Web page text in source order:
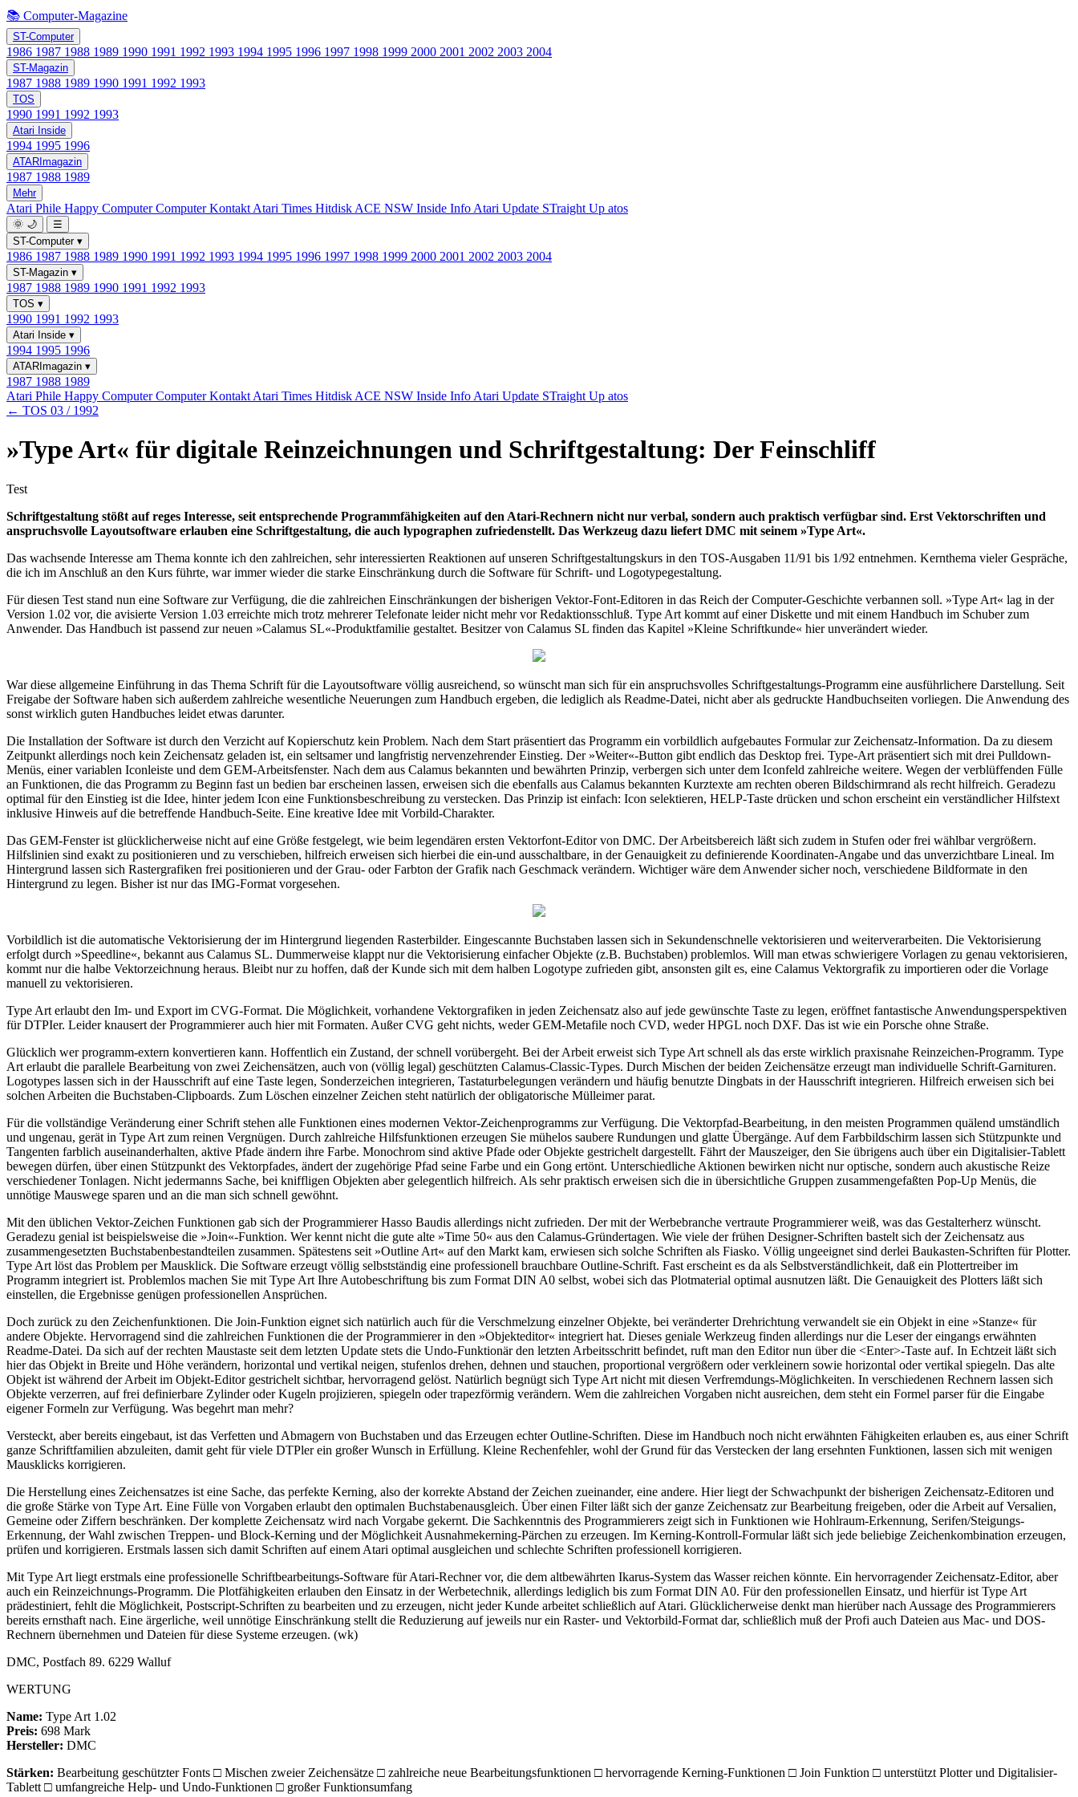
📚 Computer-Magazine
ST-Computer
1986 1987 1988 1989 1990 1991 1992 1993 1994 1995 1996 1997 1998 1999 2000 2001 2002 2003 2004
ST-Magazin
1987 1988 1989 1990 1991 1992 1993
TOS
1990 1991 1992 1993
Atari Inside
1994 1995 1996
ATARImagazin
1987 1988 1989
Mehr
Atari Phile Happy ComputerComputer Kontakt Atari Times Hitdisk ACE NSW Inside Info Atari Update STraight Up atos
🌞 🌙
☰
ST-Computer ▾
1986 1987 1988 1989 1990 1991 1992 1993 1994 1995 1996 1997 1998 1999 2000 2001 2002 2003 2004
ST-Magazin ▾
1987 1988 1989 1990 1991 1992 1993
TOS ▾
1990 1991 1992 1993
Atari Inside ▾
1994 1995 1996
ATARImagazin ▾
1987 1988 1989
Atari Phile Happy ComputerComputer Kontakt Atari Times Hitdisk ACE NSW Inside Info Atari Update STraight Up atos
← TOS 03 / 1992
»Type Art« für digitale Reinzeichnungen und Schriftgestaltung: Der Feinschliff
Test
Schriftgestaltung stößt auf reges Interesse, seit entsprechende Programmfähigkeiten auf den Atari-Rechnern nicht nur verbal, sondern auch praktisch verfügbar sind. Erst Vektorschriften und
anspruchsvolle Layoutsoftware erlauben eine Schriftgestaltung, die auch lypographen zufriedenstellt. Das Werkzeug dazu liefert DMC mit seinem »Type Art«.
Das wachsende Interesse am Thema konnte ich den zahlreichen, sehr interessierten Reaktionen auf unseren Schriftgestaltungskurs in den TOS-Ausgaben 11/91 bis 1/92 entnehmen. Kernthema vieler Gespräche,
die ich im Anschluß an den Kurs führte, war immer wieder die starke Einschränkung durch die Software für Schrift- und Logotypegestaltung.
Für diesen Test stand nun eine Software zur Verfügung, die die zahlreichen Einschränkungen der bisherigen Vektor-Font-Editoren in das Reich der Computer-Geschichte verbannen soll. »Type Art« lag in der
Version 1.02 vor, die avisierte Version 1.03 erreichte mich trotz mehrerer Telefonate leider nicht mehr vor Redaktionsschluß. Type Art kommt auf einer Diskette und mit einem Handbuch im Schuber zum
Anwender. Das Handbuch ist passend zur neuen »Calamus SL«-Produktfamilie gestaltet. Besitzer von Calamus SL finden das Kapitel »Kleine Schriftkunde« hier unverändert wieder.
War diese allgemeine Einführung in das Thema Schrift für die Layoutsoftware völlig ausreichend, so wünscht man sich für ein anspruchsvolles Schriftgestaltungs-Programm eine ausführlichere Darstellung. Seit
Freigabe der Software haben sich außerdem zahlreiche wesentliche Neuerungen zum Handbuch ergeben, die lediglich als Readme-Datei, nicht aber als gedruckte Handbuchseiten vorliegen. Die Anwendung des
sonst wirklich guten Handbuches leidet etwas darunter.
Die Installation der Software ist durch den Verzicht auf Kopierschutz kein Problem. Nach dem Start präsentiert das Programm ein vorbildlich aufgebautes Formular zur Zeichensatz-Information. Da zu diesem
Zeitpunkt allerdings noch kein Zeichensatz geladen ist, ein seltsamer und langfristig nervenzehrender Einstieg. Der »Weiter«-Button gibt endlich das Desktop frei. Type-Art präsentiert sich mit drei Pulldown-
Menüs, einer variablen Iconleiste und dem GEM-Arbeitsfenster. Nach dem aus Calamus bekannten und bewährten Prinzip, verbergen sich unter dem Iconfeld zahlreiche weitere. Wegen der verblüffenden Fülle
an Funktionen, die das Programm zu Beginn fast un bedien bar erscheinen lassen, erweisen sich die ebenfalls aus Calamus bekannten Kurztexte am rechten oberen Bildschirmrand als recht hilfreich. Geradezu
optimal für den Einstieg ist die Idee, hinter jedem Icon eine Funktionsbeschreibung zu verstecken. Das Prinzip ist einfach: Icon selektieren, HELP-Taste drücken und schon erscheint ein verständlicher Hilfstext
inklusive Hinweis auf die betreffende Handbuch-Seite. Eine kreative Idee mit Vorbild-Charakter.
Das GEM-Fenster ist glücklicherweise nicht auf eine Größe festgelegt, wie beim legendären ersten Vektorfont-Editor von DMC. Der Arbeitsbereich läßt sich zudem in Stufen oder frei wählbar vergrößern.
Hilfslinien sind exakt zu positionieren und zu verschieben, hilfreich erweisen sich hierbei die ein-und ausschaltbare, in der Genauigkeit zu definierende Koordinaten-Angabe und das unverzichtbare Lineal. Im
Hintergrund lassen sich Rastergrafiken frei positionieren und der Grau- oder Farbton der Grafik nach Geschmack verändern. Wichtiger wäre dem Anwender sicher noch, verschiedene Bildformate in den
Hintergrund zu legen. Bisher ist nur das IMG-Format vorgesehen.
Vorbildlich ist die automatische Vektorisierung der im Hintergrund liegenden Rasterbilder. Eingescannte Buchstaben lassen sich in Sekundenschnelle vektorisieren und weiterverarbeiten. Die Vektorisierung
erfolgt durch »Speedline«, bekannt aus Calamus SL. Dummerweise klappt nur die Vektorisierung einfacher Objekte (z.B. Buchstaben) problemlos. Will man etwas schwierigere Vorlagen zu genau vektorisieren,
kommt nur die halbe Vektorzeichnung heraus. Bleibt nur zu hoffen, daß der Kunde sich mit dem halben Logotype zufrieden gibt, ansonsten gilt es, eine Calamus Vektorgrafik zu importieren oder die Vorlage
manuell zu vektorisieren.
Type Art erlaubt den Im- und Export im CVG-Format. Die Möglichkeit, vorhandene Vektorgrafiken in jeden Zeichensatz also auf jede gewünschte Taste zu legen, eröffnet fantastische Anwendungsperspektiven
für DTPIer. Leider knausert der Programmierer auch hier mit Formaten. Außer CVG geht nichts, weder GEM-Metafile noch CVD, weder HPGL noch DXF. Das ist wie ein Porsche ohne Straße.
Glücklich wer programm-extern konvertieren kann. Hoffentlich ein Zustand, der schnell vorübergeht. Bei der Arbeit erweist sich Type Art schnell als das erste wirklich praxisnahe Reinzeichen-Programm. Type
Art erlaubt die parallele Bearbeitung von zwei Zeichensätzen, auch von (völlig legal) geschützten Calamus-Classic-Types. Durch Mischen der beiden Zeichensätze erzeugt man individuelle Schrift-Garnituren.
Logotypes lassen sich in der Hausschrift auf eine Taste legen, Sonderzeichen integrieren, Tastaturbelegungen verändern und häufig benutzte Dingbats in der Hausschrift integrieren. Hilfreich erweisen sich bei
solchen Arbeiten die Buchstaben-Clipboards. Zum Löschen einzelner Zeichen steht natürlich der obligatorische Mülleimer parat.
Für die vollständige Veränderung einer Schrift stehen alle Funktionen eines modernen Vektor-Zeichenprogramms zur Verfügung. Die Vektorpfad-Bearbeitung, in den meisten Programmen quälend umständlich
und ungenau, gerät in Type Art zum reinen Vergnügen. Durch zahlreiche Hilfsfunktionen erzeugen Sie mühelos saubere Rundungen und glatte Übergänge. Auf dem Farbbildschirm lassen sich Stützpunkte und
Tangenten farblich auseinanderhalten, aktive Pfade ändern ihre Farbe. Monochrom sind aktive Pfade oder Objekte gestrichelt dargestellt. Fährt der Mauszeiger, den Sie übrigens auch über ein Digitalisier-Tablett
bewegen dürfen, über einen Stützpunkt des Vektorpfades, ändert der zugehörige Pfad seine Farbe und ein Gong ertönt. Unterschiedliche Aktionen bewirken nicht nur optische, sondern auch akustische Reize
verschiedener Tonlagen. Nicht jedermanns Sache, bei kniffligen Objekten aber gelegentlich hilfreich. Als sehr praktisch erweisen sich die in übersichtliche Gruppen zusammengefaßten Pop-Up Menüs, die
unnötige Mauswege sparen und an die man sich schnell gewöhnt.
Mit den üblichen Vektor-Zeichen Funktionen gab sich der Programmierer Hasso Baudis allerdings nicht zufrieden. Der mit der Werbebranche vertraute Programmierer weiß, was das Gestalterherz wünscht.
Geradezu genial ist beispielsweise die »Join«-Funktion. Wer kennt nicht die gute alte »Time 50« aus den Calamus-Gründertagen. Wie viele der frühen Designer-Schriften bastelt sich der Zeichensatz aus
zusammengesetzten Buchstabenbestandteilen zusammen. Spätestens seit »Outline Art« auf den Markt kam, erwiesen sich solche Schriften als Fiasko. Völlig ungeeignet sind derlei Baukasten-Schriften für Plotter.
Type Art löst das Problem per Mausklick. Die Software erzeugt völlig selbstständig eine professionell brauchbare Outline-Schrift. Fast erscheint es da als Selbstverständlichkeit, daß ein Plottertreiber im
Programm integriert ist. Problemlos machen Sie mit Type Art Ihre Autobeschriftung bis zum Format DIN A0 selbst, wobei sich das Plotmaterial optimal ausnutzen läßt. Die Genauigkeit des Plotters läßt sich
einstellen, die Ergebnisse genügen professionellen Ansprüchen.
Doch zurück zu den Zeichenfunktionen. Die Join-Funktion eignet sich natürlich auch für die Verschmelzung einzelner Objekte, bei veränderter Drehrichtung verwandelt sie ein Objekt in eine »Stanze« für
andere Objekte. Hervorragend sind die zahlreichen Funktionen die der Programmierer in den »Objekteditor« integriert hat. Dieses geniale Werkzeug finden allerdings nur die Leser der eingangs erwähnten
Readme-Datei. Da sich auf der rechten Maustaste seit dem letzten Update stets die Undo-Funktionär den letzten Arbeitsschritt befindet, ruft man den Editor nun über die <Enter>-Taste auf. In Echtzeit läßt sich
hier das Objekt in Breite und Höhe verändern, horizontal und vertikal neigen, stufenlos drehen, dehnen und stauchen, proportional vergrößern oder verkleinern sowie horizontal oder vertikal spiegeln. Das alte
Objekt ist während der Arbeit im Objekt-Editor gestrichelt sichtbar, hervorragend gelöst. Natürlich begnügt sich Type Art nicht mit diesen Verfremdungs-Möglichkeiten. In verschiedenen Rechnern lassen sich
Objekte verzerren, auf frei definierbare Zylinder oder Kugeln projizieren, spiegeln oder trapezförmig verändern. Wem die zahlreichen Vorgaben nicht ausreichen, dem steht ein Formel parser für die Eingabe
eigener Formeln zur Verfügung. Was begehrt man mehr?
Versteckt, aber bereits eingebaut, ist das Verfetten und Abmagern von Buchstaben und das Erzeugen echter Outline-Schriften. Diese im Handbuch noch nicht erwähnten Fähigkeiten erlauben es, aus einer Schrift
ganze Schriftfamilien abzuleiten, damit geht für viele DTPler ein großer Wunsch in Erfüllung. Kleine Rechenfehler, wohl der Grund für das Verstecken der lang ersehnten Funktionen, lassen sich mit wenigen
Mausklicks korrigieren.
Die Herstellung eines Zeichensatzes ist eine Sache, das perfekte Kerning, also der korrekte Abstand der Zeichen zueinander, eine andere. Hier liegt der Schwachpunkt der bisherigen Zeichensatz-Editoren und
die große Stärke von Type Art. Eine Fülle von Vorgaben erlaubt den optimalen Buchstabenausgleich. Über einen Filter läßt sich der ganze Zeichensatz zur Bearbeitung freigeben, oder die Arbeit auf Versalien,
Gemeine oder Ziffern beschränken. Der komplette Zeichensatz wird nach Vorgabe gekernt. Die Sachkenntnis des Programmierers zeigt sich in Funktionen wie Hohlraum-Erkennung, Serifen/Steigungs-
Erkennung, der Wahl zwischen Treppen- und Block-Kerning und der Möglichkeit Ausnahmekerning-Pärchen zu erzeugen. Im Kerning-Kontroll-Formular läßt sich jede beliebige Zeichenkombination erzeugen,
prüfen und korrigieren. Erstmals lassen sich damit Schriften auf einem Atari optimal ausgleichen und schlechte Schriften professionell korrigieren.
Mit Type Art liegt erstmals eine professionelle Schriftbearbeitungs-Software für Atari-Rechner vor, die dem altbewährten Ikarus-System das Wasser reichen könnte. Ein hervorragender Zeichensatz-Editor, aber
auch ein Reinzeichnungs-Programm. Die Plotfähigkeiten erlauben den Einsatz in der Werbetechnik, allerdings lediglich bis zum Format DIN A0. Für den professionellen Einsatz, und hierfür ist Type Art
prädestiniert, fehlt die Möglichkeit, Postscript-Schriften zu bearbeiten und zu erzeugen, nicht jeder Kunde arbeitet schließlich auf Atari. Glücklicherweise denkt man hierüber nach Aussage des Programmierers
bereits ernsthaft nach. Eine ärgerliche, weil unnötige Einschränkung stellt die Reduzierung auf jeweils nur ein Raster- und Vektorbild-Format dar, schließlich muß der Profi auch Dateien aus Mac- und DOS-
Rechnern übernehmen und Dateien für diese Systeme erzeugen. (wk)
DMC, Postfach 89. 6229 Walluf
WERTUNG
Name: Type Art 1.02
Preis: 698 Mark
Hersteller: DMC
Stärken: Bearbeitung geschützter Fonts □ Mischen zweier Zeichensätze □ zahlreiche neue Bearbeitungsfunktionen □ hervorragende Kerning-Funktionen □ Join Funktion □ unterstützt Plotter und Digitalisier-
Tablett □ umfangreiche Help- und Undo-Funktionen □ großer Funktionsumfang